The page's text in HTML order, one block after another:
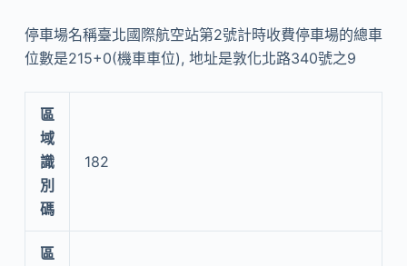
停車場名稱臺北國際航空站第2號計時收費停車場的總車
位數是215+0(機車車位), 地址是敦化北路340號之9
區
域
識
別
碼
182
區